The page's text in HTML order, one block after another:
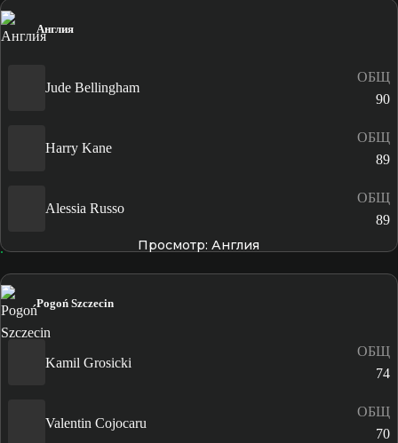
Англия
Jude Bellingham
ОБЩ
90
Harry Kane
ОБЩ
89
Alessia Russo
ОБЩ
89
Просмотр: Англия
Pogoń Szczecin
Kamil Grosicki
ОБЩ
74
Valentin Cojocaru
ОБЩ
70